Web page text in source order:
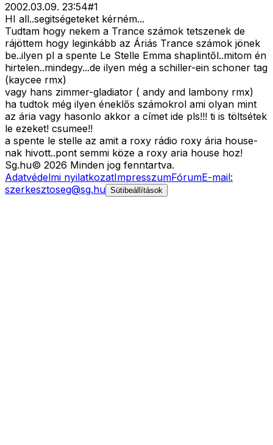
2002.03.09. 23:54#1
HI all..segitségeteket kérném...
Tudtam hogy nekem a Trance számok tetszenek de
rájöttem hogy leginkább az Áriás Trance számok jönek
be..ilyen pl a spente Le Stelle Emma shaplintől..mitom én
hirtelen..mindegy...de ilyen még a schiller-ein schoner tag
(kaycee rmx)
vagy hans zimmer-gladiator ( andy and lambony rmx)
ha tudtok még ilyen éneklős számokrol ami olyan mint
az ária vagy hasonlo akkor a címet ide pls!!! ti is töltsétek
le ezeket! csumee!!
a spente le stelle az amit a roxy rádio roxy ária house-
nak hivott..pont semmi köze a roxy aria house hoz!
Sg.hu© 2026 Minden jog fenntartva.
Adatvédelmi nyilatkozatImpresszumFórumE-mail:
szerkesztoseg@sg.hu Sütibeállítások